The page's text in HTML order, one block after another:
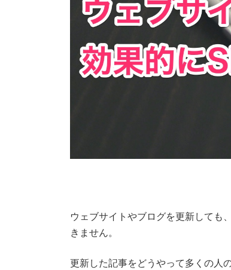
ウェブサイトやブログを更新しても
きません。
更新した記事をどうやって多くの人